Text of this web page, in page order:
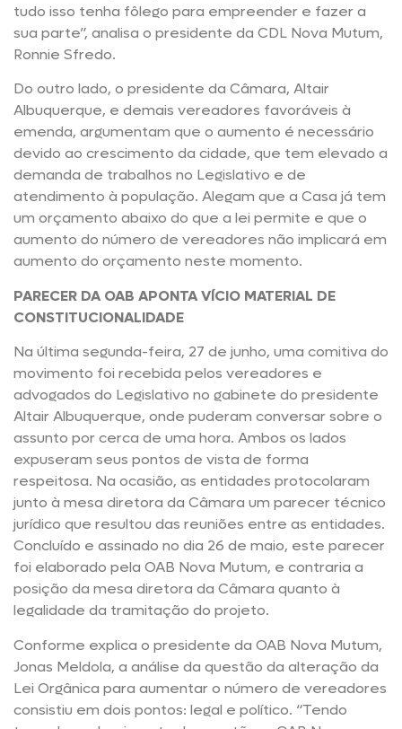
tudo isso tenha fôlego para empreender e fazer a
sua parte”, analisa o presidente da CDL Nova Mutum,
Ronnie Sfredo.
Do outro lado, o presidente da Câmara, Altair
Albuquerque, e demais vereadores favoráveis à
emenda, argumentam que o aumento é necessário
devido ao crescimento da cidade, que tem elevado a
demanda de trabalhos no Legislativo e de
atendimento à população. Alegam que a Casa já tem
um orçamento abaixo do que a lei permite e que o
aumento do número de vereadores não implicará em
aumento do orçamento neste momento.
PARECER DA OAB APONTA VÍCIO MATERIAL DE
CONSTITUCIONALIDADE
Na última segunda-feira, 27 de junho, uma comitiva do
movimento foi recebida pelos vereadores e
advogados do Legislativo no gabinete do presidente
Altair Albuquerque, onde puderam conversar sobre o
assunto por cerca de uma hora. Ambos os lados
expuseram seus pontos de vista de forma
respeitosa. Na ocasião, as entidades protocolaram
junto à mesa diretora da Câmara um parecer técnico
jurídico que resultou das reuniões entre as entidades.
Concluído e assinado no dia 26 de maio, este parecer
foi elaborado pela OAB Nova Mutum, e contraria a
posição da mesa diretora da Câmara quanto à
legalidade da tramitação do projeto.
Conforme explica o presidente da OAB Nova Mutum,
Jonas Meldola, a análise da questão da alteração da
Lei Orgânica para aumentar o número de vereadores
consistiu em dois pontos: legal e político. “Tendo